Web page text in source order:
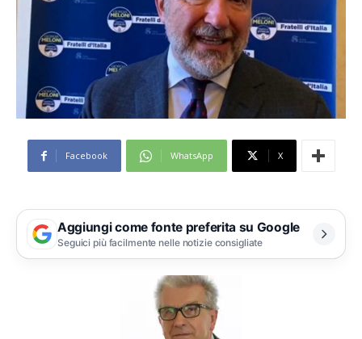
Facebook WhatsApp X
Aggiungi come fonte preferita su Google
Seguici più facilmente nelle notizie consigliate